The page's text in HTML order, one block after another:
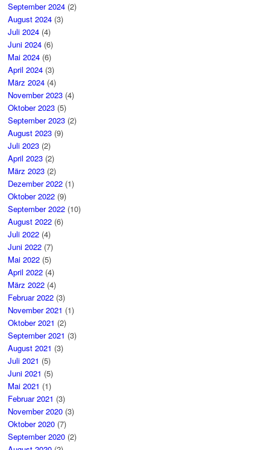
September 2024 (2)
August 2024 (3)
Juli 2024 (4)
Juni 2024 (6)
Mai 2024 (6)
April 2024 (3)
März 2024 (4)
November 2023 (4)
Oktober 2023 (5)
September 2023 (2)
August 2023 (9)
Juli 2023 (2)
April 2023 (2)
März 2023 (2)
Dezember 2022 (1)
Oktober 2022 (9)
September 2022 (10)
August 2022 (6)
Juli 2022 (4)
Juni 2022 (7)
Mai 2022 (5)
April 2022 (4)
März 2022 (4)
Februar 2022 (3)
November 2021 (1)
Oktober 2021 (2)
September 2021 (3)
August 2021 (3)
Juli 2021 (5)
Juni 2021 (5)
Mai 2021 (1)
Februar 2021 (3)
November 2020 (3)
Oktober 2020 (7)
September 2020 (2)